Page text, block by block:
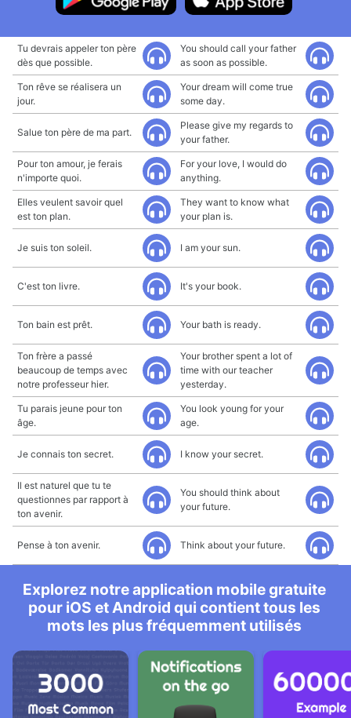
Tu devrais appeler ton père
dès que possible.
You should call your father
as soon as possible.
Ton rêve se réalisera un
jour.
Your dream will come true
some day.
Salue ton père de ma part.
Please give my regards to
your father.
Pour ton amour, je ferais
n'importe quoi.
For your love, I would do
anything.
Elles veulent savoir quel
est ton plan.
They want to know what
your plan is.
Je suis ton soleil. I am your sun.
C'est ton livre. It's your book.
Ton bain est prêt. Your bath is ready.
Ton frère a passé
beaucoup de temps avec
notre professeur hier.
Your brother spent a lot of
time with our teacher
yesterday.
Tu parais jeune pour ton
âge.
You look young for your
age.
Je connais ton secret. I know your secret.
Il est naturel que tu te
questionnes par rapport à
ton avenir.
You should think about
your future.
Pense à ton avenir. Think about your future.
Explorez notre application mobile gratuite
pour iOS et Android qui contient tous les
mots les plus fréquemment utilisés